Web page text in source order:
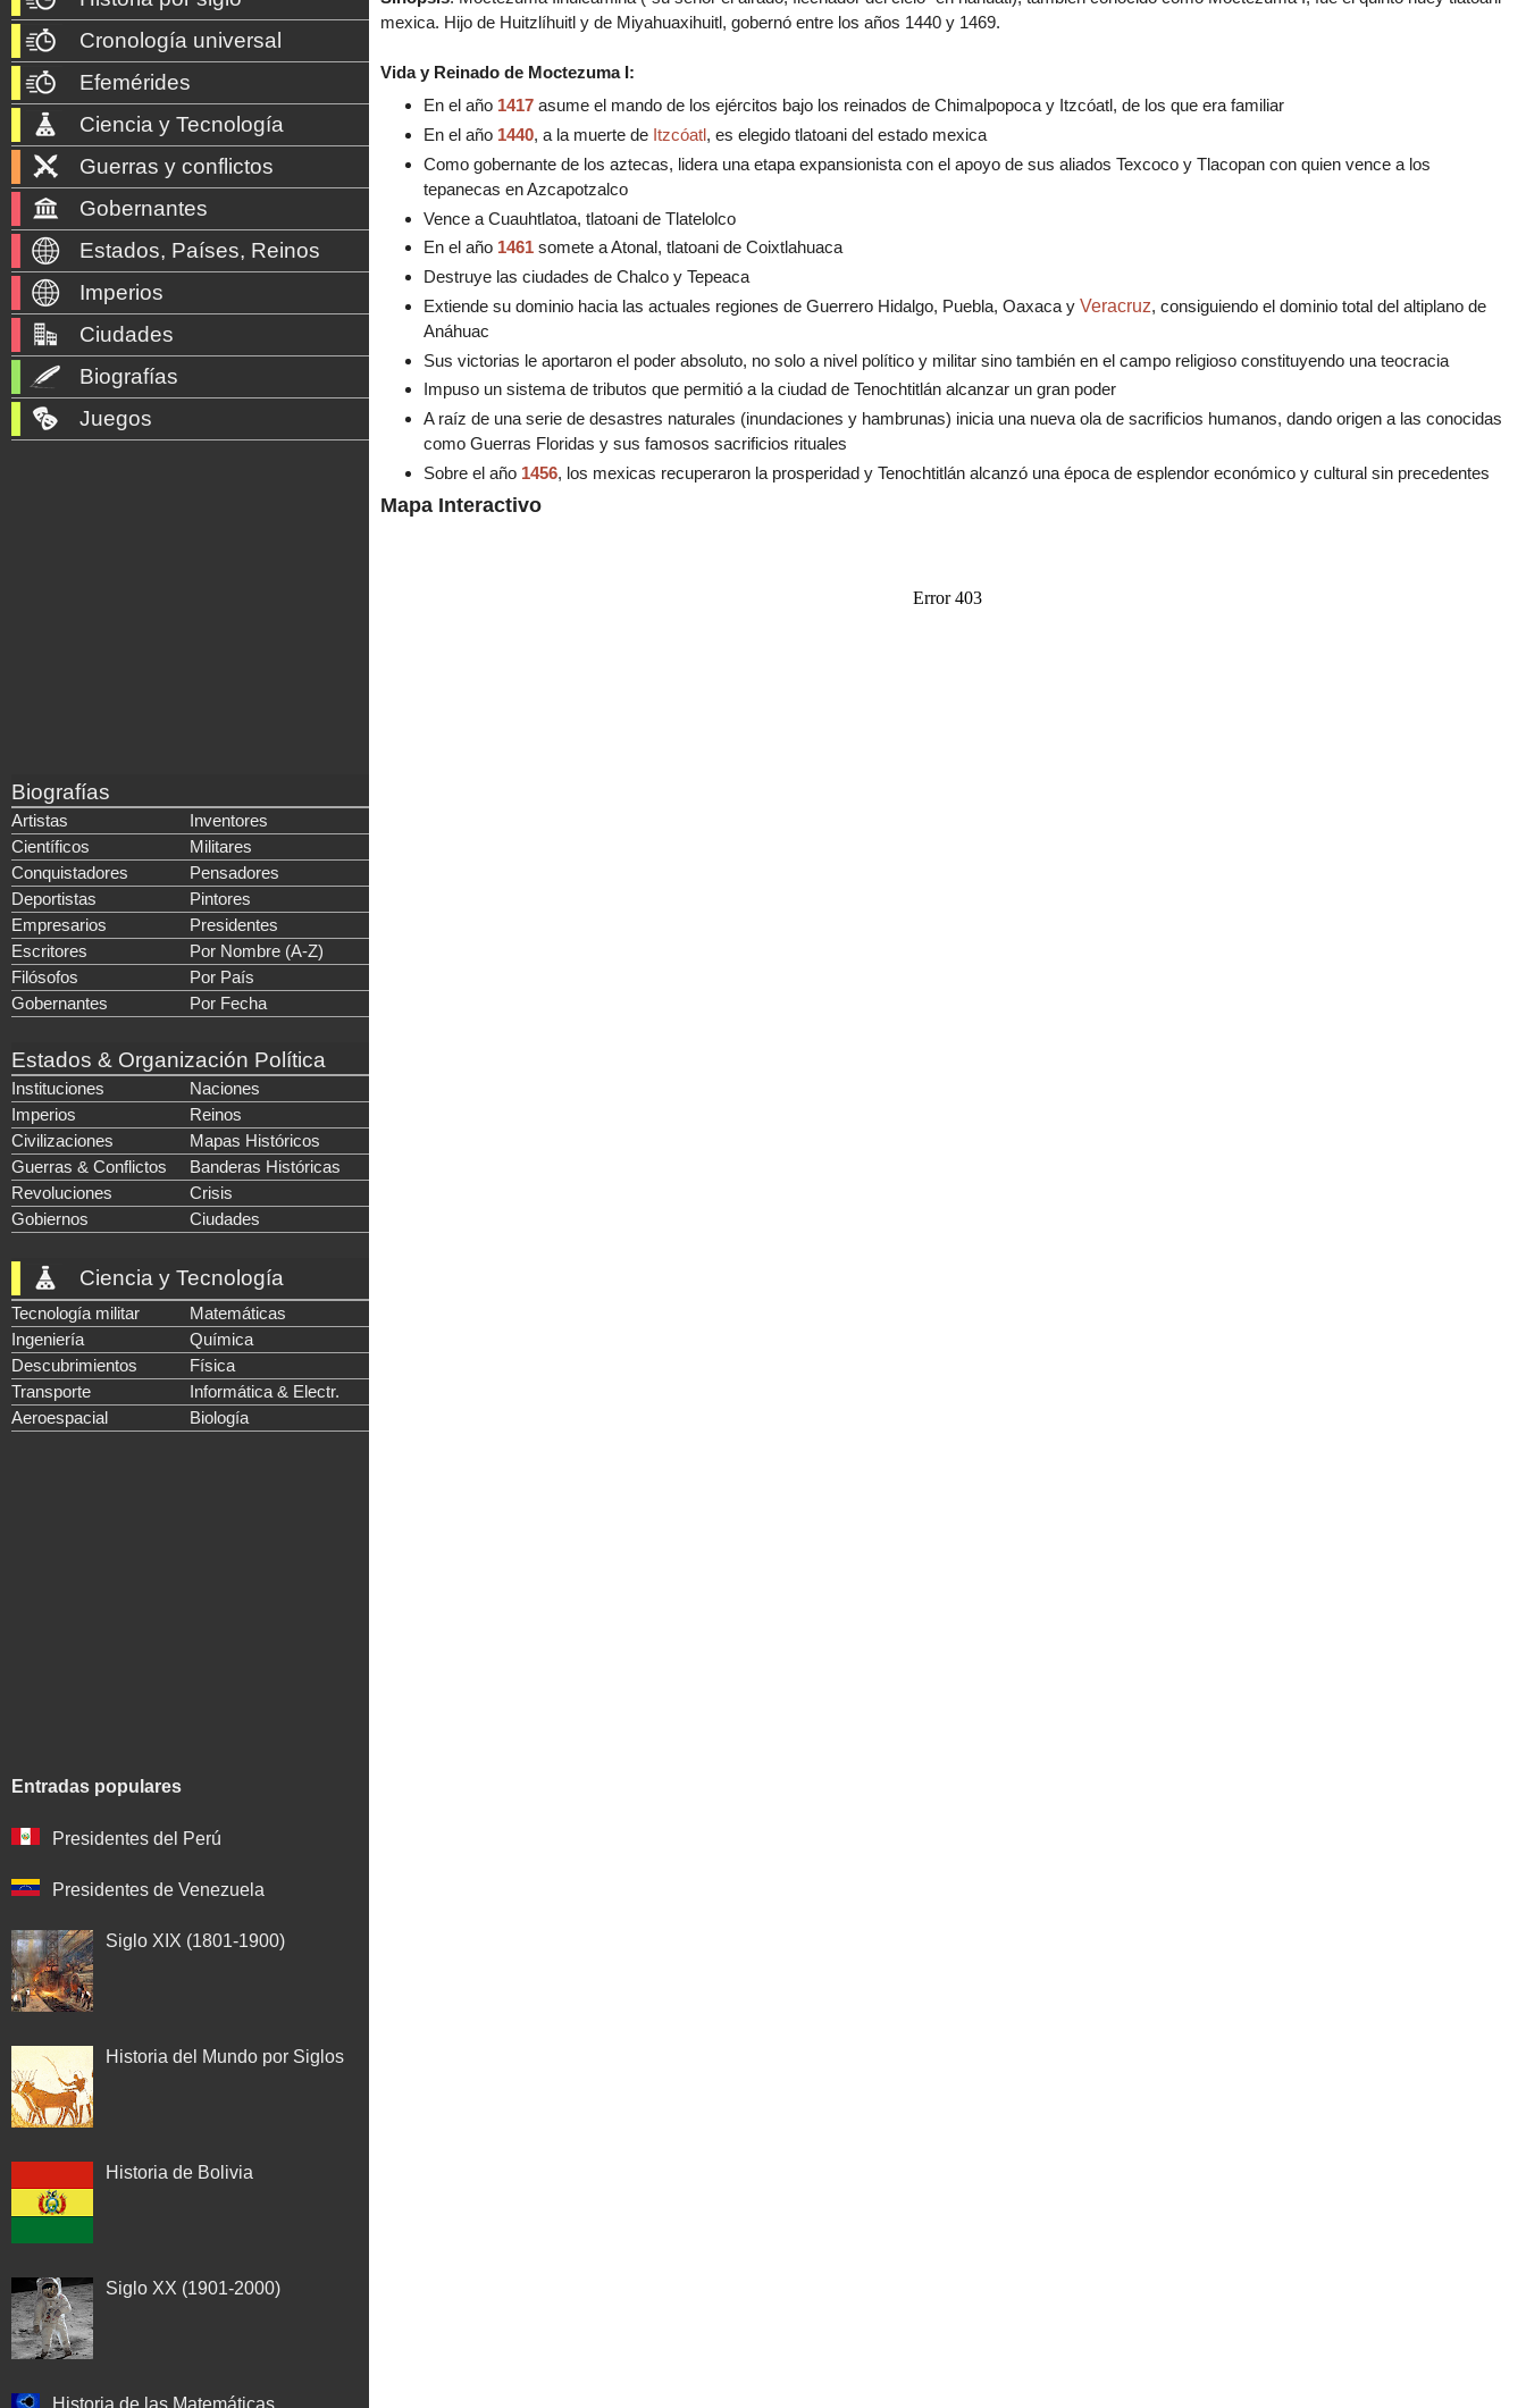
mexica. Hijo de Huitzlíhuitl y de Miyahuaxihuitl, gobernó entre los años 1440 y 1469.
Vida y Reinado de Moctezuma I:
En el año 1417 asume el mando de los ejércitos bajo los reinados de Chimalpopoca y Itzcóatl, de los que era familiar
En el año 1440, a la muerte de Itzcóatl, es elegido tlatoani del estado mexica
Como gobernante de los aztecas, lidera una etapa expansionista con el apoyo de sus aliados Texcoco y Tlacopan con quien vence a los
tepanecas en Azcapotzalco
Vence a Cuauhtlatoa, tlatoani de Tlatelolco
En el año 1461 somete a Atonal, tlatoani de Coixtlahuaca
Destruye las ciudades de Chalco y Tepeaca
Extiende su dominio hacia las actuales regiones de Guerrero Hidalgo, Puebla, Oaxaca y Veracruz, consiguiendo el dominio total del altiplano de
Anáhuac
Sus victorias le aportaron el poder absoluto, no solo a nivel político y militar sino también en el campo religioso constituyendo una teocracia
Impuso un sistema de tributos que permitió a la ciudad de Tenochtitlán alcanzar un gran poder
A raíz de una serie de desastres naturales (inundaciones y hambrunas) inicia una nueva ola de sacrificios humanos, dando origen a las conocidas
como Guerras Floridas y sus famosos sacrificios rituales
Sobre el año 1456, los mexicas recuperaron la prosperidad y Tenochtitlán alcanzó una época de esplendor económico y cultural sin precedentes
Mapa Interactivo
Cronología universal
Efemérides
Ciencia y Tecnología
Guerras y conflictos
Gobernantes
Estados, Países, Reinos
Imperios
Ciudades
Biografías
Juegos
Biografías
Artistas
Inventores
Científicos
Militares
Conquistadores
Pensadores
Deportistas
Pintores
Empresarios
Presidentes
Escritores
Por Nombre (A-Z)
Filósofos
Por País
Gobernantes
Por Fecha
Estados & Organización Política
Instituciones
Naciones
Imperios
Reinos
Civilizaciones
Mapas Históricos
Guerras & Conflictos
Banderas Históricas
Revoluciones
Crisis
Gobiernos
Ciudades
Ciencia y Tecnología
Tecnología militar
Matemáticas
Ingeniería
Química
Descubrimientos
Física
Transporte
Informática & Electr.
Aeroespacial
Biología
Entradas populares
Presidentes del Perú
Presidentes de Venezuela
Siglo XIX (1801-1900)
Historia del Mundo por Siglos
Historia de Bolivia
Siglo XX (1901-2000)
Historia de las Matemáticas